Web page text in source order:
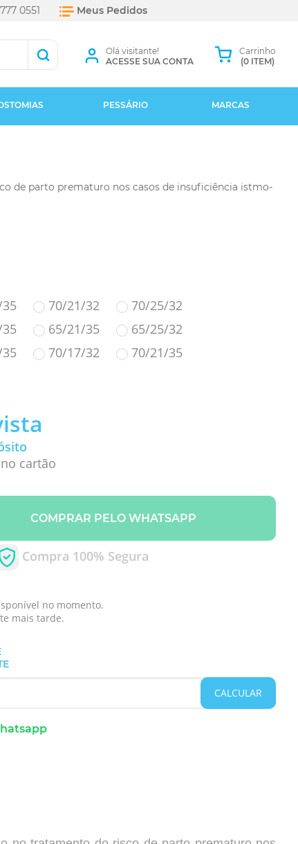
0551 Meus Pedidos
Olá visitante!
ACESSE SUA CONTA
Carrinho
(0 ITEM)
PESSÁRIO MARCAS
de parto prematuro nos casos de insuficiência istmo-
70/21/32
70/25/32
65/21/35
65/25/32
70/17/32
70/21/35
cartão
COMPRAR PELO WHATSAPP
Compra 100% Segura
no momento.
mais tarde.
CALCULAR